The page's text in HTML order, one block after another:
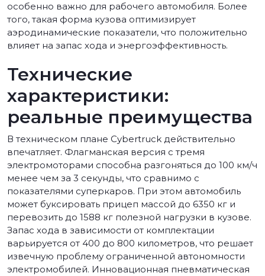
особенно важно для рабочего автомобиля. Более
того, такая форма кузова оптимизирует
аэродинамические показатели, что положительно
влияет на запас хода и энергоэффективность.
Технические
характеристики:
реальные преимущества
В техническом плане Cybertruck действительно
впечатляет. Флагманская версия с тремя
электромоторами способна разгоняться до 100 км/ч
менее чем за 3 секунды, что сравнимо с
показателями суперкаров. При этом автомобиль
может буксировать прицеп массой до 6350 кг и
перевозить до 1588 кг полезной нагрузки в кузове.
Запас хода в зависимости от комплектации
варьируется от 400 до 800 километров, что решает
извечную проблему ограниченной автономности
электромобилей. Инновационная пневматическая